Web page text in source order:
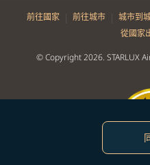
前往國家 | 前往城市 | 城市到
從國家
© Copyright 2026. STARLUX